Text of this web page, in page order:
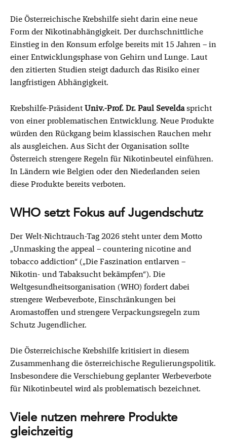
Die Österreichische Krebshilfe sieht darin eine neue
Form der Nikotinabhängigkeit. Der durchschnittliche
Einstieg in den Konsum erfolge bereits mit 15 Jahren – in
einer Entwicklungsphase von Gehirn und Lunge. Laut
den zitierten Studien steigt dadurch das Risiko einer
langfristigen Abhängigkeit.
Krebshilfe-PräsidentUniv.-Prof. Dr. Paul Seveldaspricht
von einer problematischen Entwicklung. Neue Produkte
würden den Rückgang beim klassischen Rauchen mehr
als ausgleichen. Aus Sicht der Organisation sollte
Österreich strengere Regeln für Nikotinbeutel einführen.
In Ländern wie Belgien oder den Niederlanden seien
diese Produkte bereits verboten.
WHO setzt Fokus auf Jugendschutz
Der Welt-Nichtrauch-Tag 2026 steht unter dem Motto
„Unmasking the appeal – countering nicotine and
tobacco addiction“ („Die Faszination entlarven –
Nikotin- und Tabaksucht bekämpfen“). Die
Weltgesundheitsorganisation (WHO) fordert dabei
strengere Werbeverbote, Einschränkungen bei
Aromastoffen und strengere Verpackungsregeln zum
Schutz Jugendlicher.
Die Österreichische Krebshilfe kritisiert in diesem
Zusammenhang die österreichische Regulierungspolitik.
Insbesondere die Verschiebung geplanter Werbeverbote
für Nikotinbeutel wird als problematisch bezeichnet.
Viele nutzen mehrere Produkte
gleichzeitig